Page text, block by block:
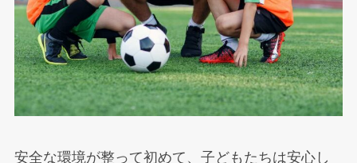
安全な環境が整って初めて、子どもたちは安心し